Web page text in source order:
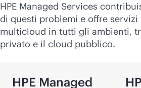
HPE Managed Services
di questi problemi e offre
multicloud in tutti gli ambienti,
privato e il cloud pubblico.
HPE Managed